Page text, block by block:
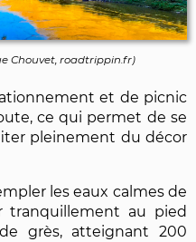
Chouvet, roadtrippin.fr)
et de picnic
ce qui permet de se
pleinement du décor
les eaux calmes de
tranquillement au pied
grès, atteignant 200